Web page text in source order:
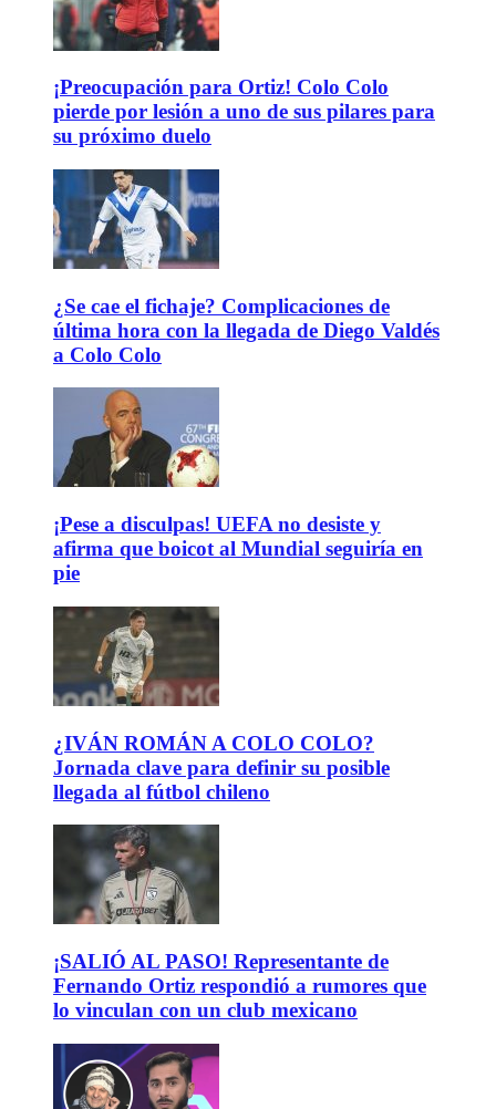
¡Preocupación para Ortiz! Colo Colo
pierde por lesión a uno de sus pilares para
su próximo duelo
¿Se cae el fichaje? Complicaciones de
última hora con la llegada de Diego Valdés
a Colo Colo
¡Pese a disculpas! UEFA no desiste y
afirma que boicot al Mundial seguiría en
pie
¿IVÁN ROMÁN A COLO COLO?
Jornada clave para definir su posible
llegada al fútbol chileno
¡SALIÓ AL PASO! Representante de
Fernando Ortiz respondió a rumores que
lo vinculan con un club mexicano